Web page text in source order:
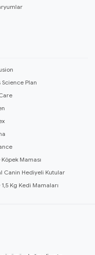
Science Plan
Köpek Maması
Canin Hediyeli Kutular
1,5 Kg Kedi Mamaları